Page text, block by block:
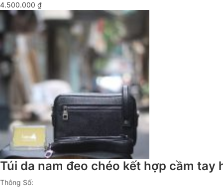
4.500.000 ₫
Túi da nam đeo chéo kết hợp cầm
Thông Số: